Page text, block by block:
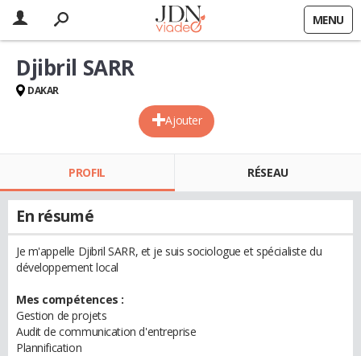
MENU
Ajouter
Djibril SARR
DAKAR
PROFIL RÉSEAU
En résumé
Je m'appelle Djibril SARR, et je suis sociologue et spécialiste du
développement local
Mes compétences :
Gestion de projets
Audit de communication d'entreprise
Plannification